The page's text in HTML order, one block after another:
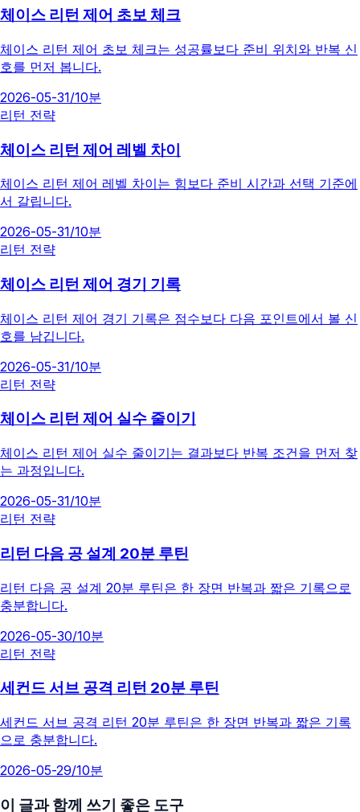
체이스 리턴 제어 초보 체크
체이스 리턴 제어 초보 체크는 성공률보다 준비 위치와 반복 신
호를 먼저 봅니다.
2026-05-31/10분
리턴 전략
체이스 리턴 제어 레벨 차이
체이스 리턴 제어 레벨 차이는 힘보다 준비 시간과 선택 기준에
서 갈립니다.
2026-05-31/10분
리턴 전략
체이스 리턴 제어 경기 기록
체이스 리턴 제어 경기 기록은 점수보다 다음 포인트에서 볼 신
호를 남깁니다.
2026-05-31/10분
리턴 전략
체이스 리턴 제어 실수 줄이기
체이스 리턴 제어 실수 줄이기는 결과보다 반복 조건을 먼저 찾
는 과정입니다.
2026-05-31/10분
리턴 전략
리턴 다음 공 설계 20분 루틴
리턴 다음 공 설계 20분 루틴은 한 장면 반복과 짧은 기록으로
충분합니다.
2026-05-30/10분
리턴 전략
세컨드 서브 공격 리턴 20분 루틴
세컨드 서브 공격 리턴 20분 루틴은 한 장면 반복과 짧은 기록
으로 충분합니다.
2026-05-29/10분
이 글과 함께 쓰기 좋은 도구